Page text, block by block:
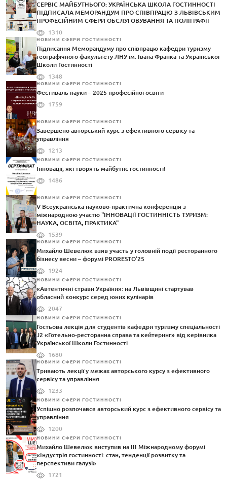
СЕРВІС МАЙБУТНЬОГО: УКРАЇНСЬКА ШКОЛА ГОСТИННОСТІ
ПІДПИСАЛА МЕМОРАНДУМ ПРО СПІВПРАЦЮ З ЛЬВІВСЬКИМ
ПРОФЕСІЙНИМ СФЕРИ ОБСЛУГОВУВАННЯ ТА ПОЛІГРАФІЇ
1310
НОВИНИ СФЕРИ ГОСТИННОСТІ
Підписання Меморандуму про співпрацю кафедри туризму
географічного факультету ЛНУ ім. Івана Франка та Української
Школи Гостинності
1348
НОВИНИ СФЕРИ ГОСТИННОСТІ
Фестиваль науки – 2025 професійної освіти
1759
НОВИНИ СФЕРИ ГОСТИННОСТІ
Завершено авторський курс з ефективного сервісу та
управління
1213
НОВИНИ СФЕРИ ГОСТИННОСТІ
Інновації, які творять майбутнє гостинності!
1486
НОВИНИ СФЕРИ ГОСТИННОСТІ
V Всеукраїнська науково-практична конференція з
міжнародною участю "ІННОВАЦІЇ ГОСТИННІСТЬ ТУРИЗМ:
НАУКА, ОСВІТА, ПРАКТИКА"
1539
НОВИНИ СФЕРИ ГОСТИННОСТІ
Михайло Шевелюк взяв участь у головній події ресторанного
бізнесу весни – форумі PRORESTO’25
1924
НОВИНИ СФЕРИ ГОСТИННОСТІ
«Автентичні страви України»: на Львівщині стартував
обласний конкурс серед юних кулінарів
2047
НОВИНИ СФЕРИ ГОСТИННОСТІ
Гостьова лекція для студентів кафедри туризму спеціальності
J2 «Готельно-ресторанна справа та кейтеринг» від керівника
Української Школи Гостинності
1680
НОВИНИ СФЕРИ ГОСТИННОСТІ
Тривають лекції у межах авторського курсу з ефективного
сервісу та управління
1233
НОВИНИ СФЕРИ ГОСТИННОСТІ
Успішно розпочався авторський курс з ефективного сервісу та
управління
1200
НОВИНИ СФЕРИ ГОСТИННОСТІ
Михайло Шевелюк виступив на III Міжнародному форумі
«Індустрія гостинності: стан, тенденції розвитку та
перспективи галузі»
1721